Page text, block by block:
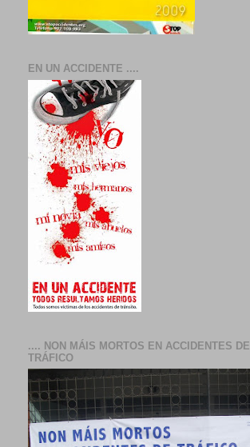
EN UN ACCIDENTE ....
.... NON MÁIS MORTOS EN ACCIDENTES DE
TRÁFICO